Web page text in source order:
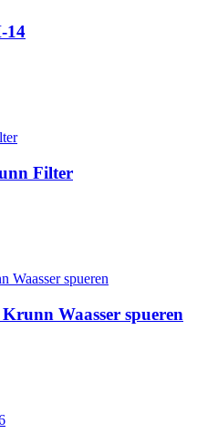
14
Filter
Waasser spueren